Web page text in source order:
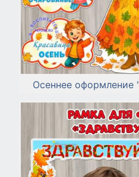
Осеннее оформление